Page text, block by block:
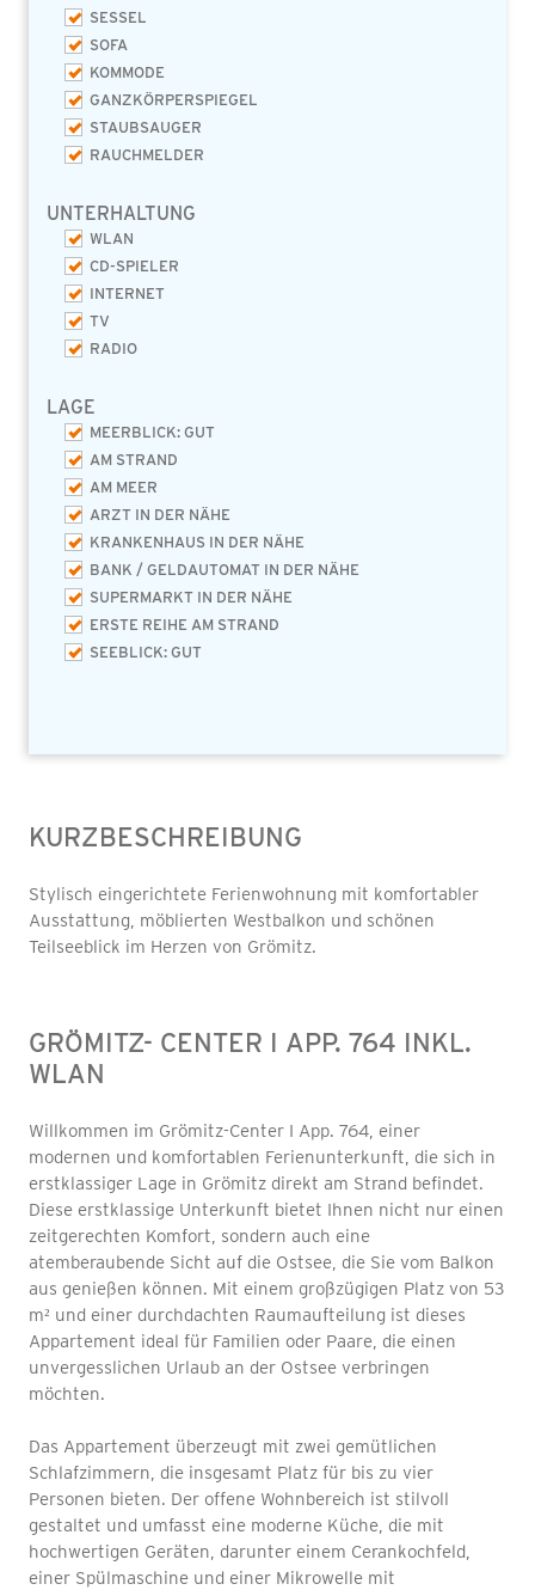
SESSEL
SOFA
KOMMODE
GANZKÖRPERSPIEGEL
STAUBSAUGER
RAUCHMELDER
UNTERHALTUNG
WLAN
CD-SPIELER
INTERNET
TV
RADIO
LAGE
MEERBLICK: GUT
AM STRAND
AM MEER
ARZT IN DER NÄHE
KRANKENHAUS IN DER NÄHE
BANK / GELDAUTOMAT IN DER NÄHE
SUPERMARKT IN DER NÄHE
ERSTE REIHE AM STRAND
SEEBLICK: GUT
KURZBESCHREIBUNG
Stylisch eingerichtete Ferienwohnung mit komfortabler
Ausstattung, möblierten Westbalkon und schönen
Teilseeblick im Herzen von Grömitz.
GRÖMITZ- CENTER I APP. 764 INKL.
WLAN
Willkommen im Grömitz-Center I App. 764, einer
modernen und komfortablen Ferienunterkunft, die sich in
erstklassiger Lage in Grömitz direkt am Strand befindet.
Diese erstklassige Unterkunft bietet Ihnen nicht nur einen
zeitgerechten Komfort, sondern auch eine
atemberaubende Sicht auf die Ostsee, die Sie vom Balkon
aus genießen können. Mit einem großzügigen Platz von 53
m² und einer durchdachten Raumaufteilung ist dieses
Appartement ideal für Familien oder Paare, die einen
unvergesslichen Urlaub an der Ostsee verbringen
möchten.
Das Appartement überzeugt mit zwei gemütlichen
Schlafzimmern, die insgesamt Platz für bis zu vier
Personen bieten. Der offene Wohnbereich ist stilvoll
gestaltet und umfasst eine moderne Küche, die mit
hochwertigen Geräten, darunter einem Cerankochfeld,
einer Spülmaschine und einer Mikrowelle mit